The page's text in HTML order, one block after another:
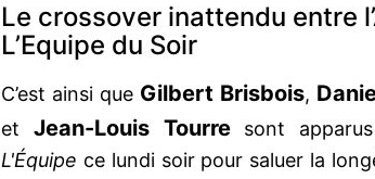
Le crossover inattendu entre
L’Equipe du Soir
C’est ainsi que Gilbert Brisbois,
et Jean-Louis Tourresont
L'Équipe ce lundi soir pour saluer la